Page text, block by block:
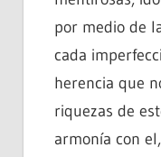
por medio de
cada
herencia que
riquezas de
armonía con